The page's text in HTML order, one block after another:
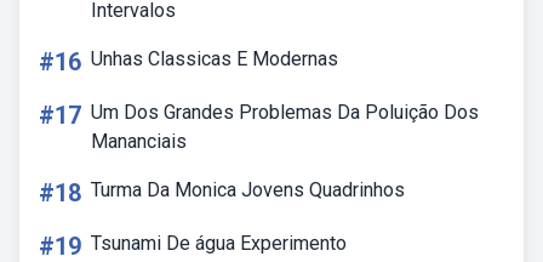
Intervalos
#16 Unhas Classicas E Modernas
#17 Um Dos Grandes Problemas Da Poluição Dos
Mananciais
#18 Turma Da Monica Jovens Quadrinhos
#19 Tsunami De água Experimento